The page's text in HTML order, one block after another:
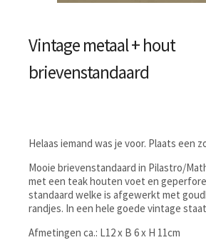
Vintage metaal + hout
brievenstandaard
Helaas iemand was je voor. Plaats een
Mooie brievenstandaard in Pilastro/
met een teak houten voet en
standaard welke is afgewerkt met
randjes. In een hele goede vintage
Afmetingen ca.: L12 x B 6 x H 11cm